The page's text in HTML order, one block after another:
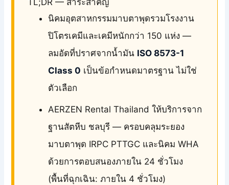
TL;DR — สาระสำคัญ
นิคมอุตสาหกรรมมาบตาพุดรวมโรงงาน
ปิโตรเคมีและเคมีหนักกว่า 150 แห่ง —
ลมอัดที่ปราศจากน้ำมัน ISO 8573-1
Class 0 เป็นข้อกำหนดมาตรฐาน ไม่ใช่
ตัวเลือก
AERZEN Rental Thailand ให้บริการจาก
ฐานสัตหีบ ชลบุรี — ครอบคลุมระยอง
มาบตาพุด IRPC PTTGC และนิคม WHA
ด้วยการตอบสนองภายใน 24 ชั่วโมง
(พื้นที่ฉุกเฉิน: ภายใน 4 ชั่วโมง)